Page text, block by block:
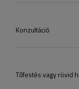
Konzultáció
Tőfestés vagy rövid